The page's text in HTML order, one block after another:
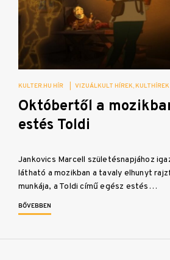
KULTER.HU HÍR VIZUÁLKULT HÍREK KULTHÍREK
Októbertől a
estés Toldi
Jankovics Marcell születésnapjához
látható a mozikban a tavaly elhunyt
munkája, a Toldi című egész estés…
BŐVEBBEN